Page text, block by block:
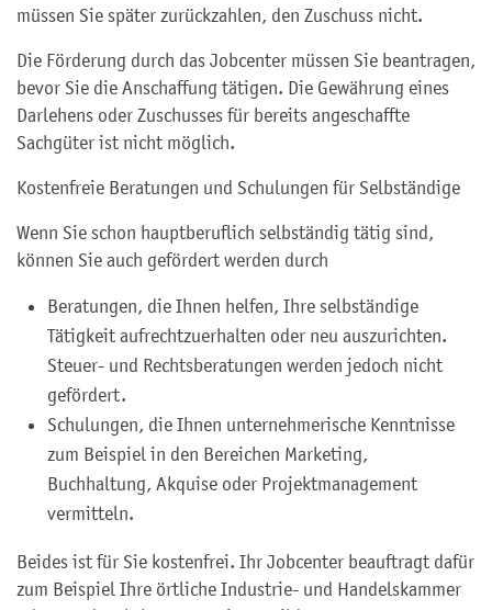
müssen Sie später zurückzahlen, den Zuschuss nicht.
Die Förderung durch das Jobcenter müssen Sie beantragen,
bevor Sie die Anschaffung tätigen. Die Gewährung eines
Darlehens oder Zuschusses für bereits angeschaffte
Sachgüter ist nicht möglich.
Kostenfreie Beratungen und Schulungen für Selbständige
Wenn Sie schon hauptberuflich selbständig tätig sind,
können Sie auch gefördert werden durch
Beratungen, die Ihnen helfen, Ihre selbständige
Tätigkeit aufrechtzuerhalten oder neu auszurichten.
Steuer- und Rechtsberatungen werden jedoch nicht
gefördert.
Schulungen, die Ihnen unternehmerische Kenntnisse
zum Beispiel in den Bereichen Marketing,
Buchhaltung, Akquise oder Projektmanagement
vermitteln.
Beides ist für Sie kostenfrei. Ihr Jobcenter beauftragt dafür
zum Beispiel Ihre örtliche Industrie- und Handelskammer